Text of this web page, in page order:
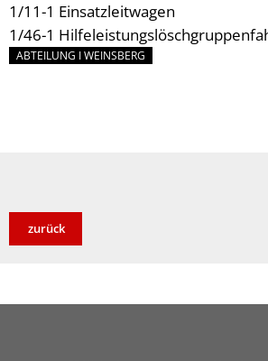
1/11-1 Einsatzleitwagen
1/46-1
ABTEILUNG I WEINSBERG
zurück